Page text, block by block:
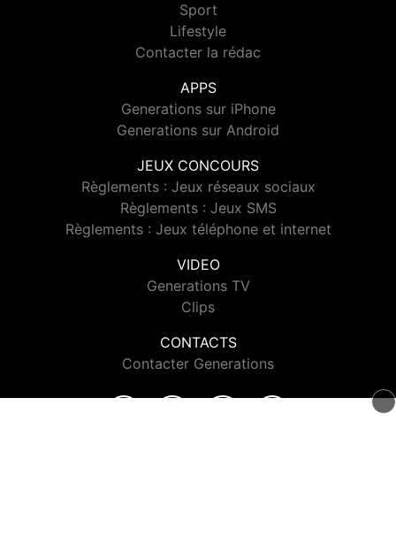
Sport
Lifestyle
Contacter la rédac
APPS
Generations sur iPhone
Generations sur Android
JEUX CONCOURS
Règlements : Jeux réseaux sociaux
Règlements : Jeux SMS
Règlements : Jeux téléphone et internet
VIDEO
Generations TV
Clips
CONTACTS
Contacter Generations